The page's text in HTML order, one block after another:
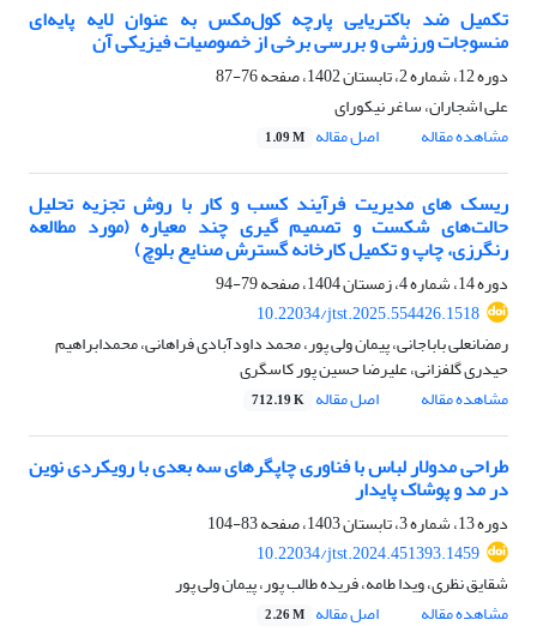
تکمیل ضد باکتریایی پارچه کول‌مکس به عنوان لایه پایه‌ای
منسوجات ورزشی و بررسی برخی از خصوصیات فیزیکی آن
دوره 12، شماره 2، تابستان 1402، صفحه
76-87
علی اشجاران، ساغر نیکورای
مشاهده مقاله
اصل مقاله 1.09 M
ریسک های مدیریت فرآیند کسب و کار با روش تجزیه تحلیل
حالت‌های شکست و تصمیم گیری چند معیاره (مورد مطالعه
رنگرزی، چاپ و تکمیل کارخانه گسترش صنایع بلوچ)
دوره 14، شماره 4، زمستان 1404، صفحه
79-94
10.22034/jtst.2025.554426.1518
رمضانعلی باباجانی، پیمان ولی پور، محمد داودآبادی فراهانی، محمدابراهیم
حیدری گلفزانی، علیرضا حسین پور کاسگری
مشاهده مقاله
اصل مقاله 712.19 K
طراحی مدولار لباس با فناوری چاپگرهای سه بعدی با رویکردی نوین
در مد و پوشاک پایدار
دوره 13، شماره 3، تابستان 1403، صفحه
83-104
10.22034/jtst.2024.451393.1459
شقایق نظری، ویدا طامه، فریده طالب پور، پیمان ولی پور
مشاهده مقاله
اصل مقاله 2.26 M